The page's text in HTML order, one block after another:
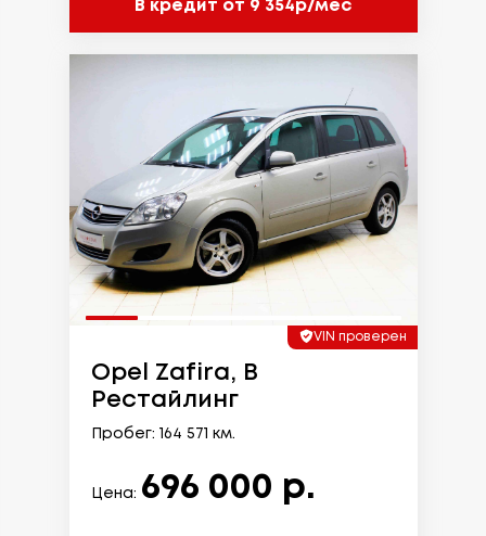
В кредит от 9 354р/мес
VIN проверен
Opel Zafira, B
Рестайлинг
Пробег: 164 571 км.
Цена: 696 000 р.